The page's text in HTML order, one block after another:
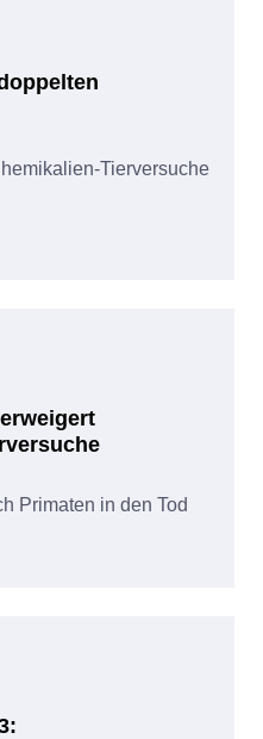
Tierversuche
Primaten in den Tod